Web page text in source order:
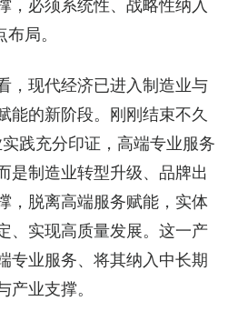
，必须系统性、战略性纳入
局。
，现代经济已进入制造业与
能的新阶段。刚刚结束不久
践充分印证，高端专业服务
是制造业转型升级、品牌出
，脱离高端服务赋能，实体
、实现高质量发展。这一产
专业服务、将其纳入中长期
产业支撑。